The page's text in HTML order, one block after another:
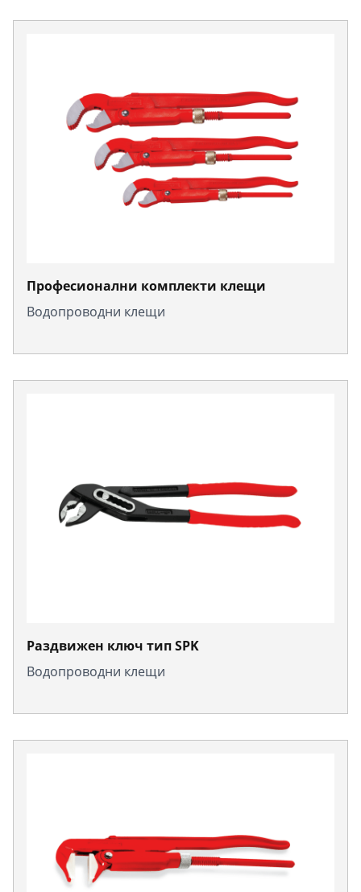
Професионални комплекти клещи
Водопроводни клещи
Раздвижен ключ тип SPK
Водопроводни клещи